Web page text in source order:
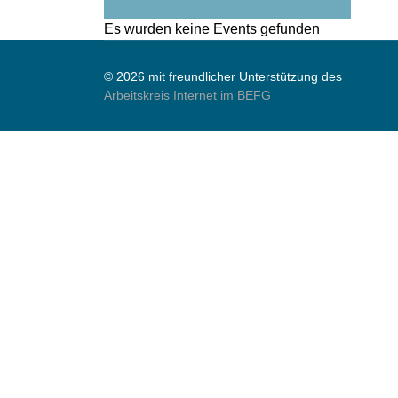
Es wurden keine Events gefunden
© 2026 mit freundlicher Unterstützung des
Arbeitskreis Internet im BEFG